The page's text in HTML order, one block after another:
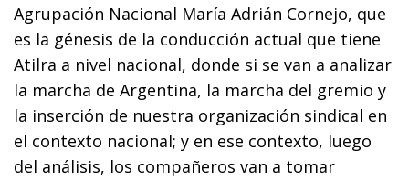
Agrupación Nacional María Adrián Cornejo, que
es la génesis de la conducción actual que tiene
Atilra a nivel nacional, donde si se van a analizar
la marcha de Argentina, la marcha del gremio y
la inserción de nuestra organización sindical en
el contexto nacional; y en ese contexto, luego
del análisis, los compañeros van a tomar